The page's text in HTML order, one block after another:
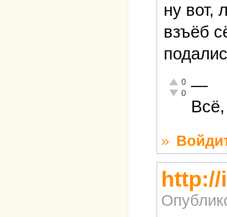
ну вот,
взъёб
Отлично!
0
Неадекватно!
0 —
»
http://